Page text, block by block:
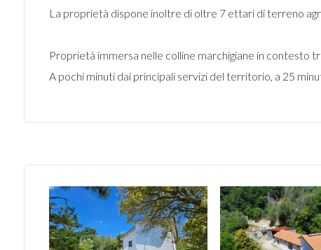
La proprietà dispone inoltre di oltre 7 ettari di terreno
Proprietà immersa nelle colline marchigiane in contesto
A pochi minuti dai principali servizi del territorio, a 25